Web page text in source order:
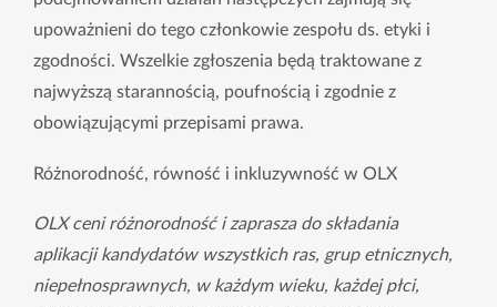
upoważnieni do tego członkowie zespołu ds. etyki i
zgodności. Wszelkie zgłoszenia będą traktowane z
najwyższą starannością, poufnością i zgodnie z
obowiązującymi przepisami prawa.
Różnorodność, równość i inkluzywność w OLX
OLX ceni różnorodność i zaprasza do składania
aplikacji kandydatów wszystkich ras, grup etnicznych,
niepełnosprawnych, w każdym wieku, każdej płci,